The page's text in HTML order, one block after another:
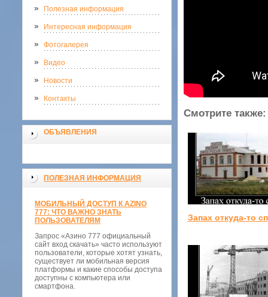
Полезная информация
Интересная информация
Фотогалерея
Видео
Новости
Контакты
ОБЪЯВЛЕНИЯ
ПОЛЕЗНАЯ ИНФОРМАЦИЯ
МОБИЛЬНЫЙ ДОСТУП К AZINO
777: ЧТО ВАЖНО ЗНАТЬ
ПОЛЬЗОВАТЕЛЯМ
Запрос «Азино 777 официальный
сайт вход скачать» часто используют
пользователи, которые хотят узнать,
существует ли мобильная версия
платформы и какие способы доступа
доступны с компьютера или
смартфона.
Смотрите также:
Запах откуда-то